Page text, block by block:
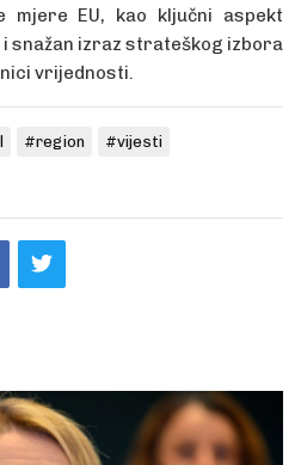
mjere EU, kao ključni aspekt
snažan izraz strateškog izbora
vrijednosti.
#region
#vijesti